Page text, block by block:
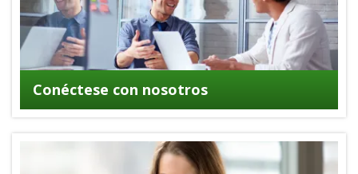
Conéctese con nosotros